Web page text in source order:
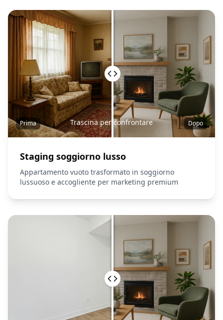
Prima Dopo
Trascina per confrontare
Staging soggiorno lusso
Appartamento vuoto trasformato in soggiorno
lussuoso e accogliente per marketing premium